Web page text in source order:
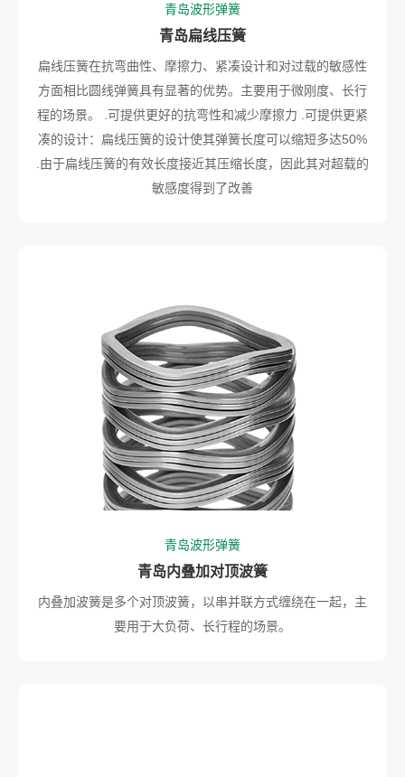
青岛波形弹簧
青岛扁线压簧
扁线压簧在抗弯曲性、摩擦力、紧凑设计和对过载的敏感性
方面相比圆线弹簧具有显著的优势。主要用于微刚度、长行
程的场景。 .可提供更好的抗弯性和减少摩擦力 .可提供更紧
凑的设计：扁线压簧的设计使其弹簧长度可以缩短多达50%
.由于扁线压簧的有效长度接近其压缩长度，因此其对超载的
敏感度得到了改善
青岛波形弹簧
青岛内叠加对顶波簧
内叠加波簧是多个对顶波簧，以串并联方式缠绕在一起，主
要用于大负荷、长行程的场景。